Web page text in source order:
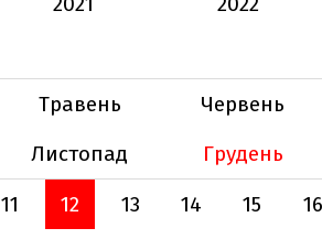
Травень
Червень
Листопад
Грудень
11 12 13 14 15 16